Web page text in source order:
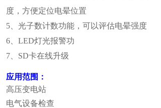
度，方便定位电晕位置
5、光子数计数功能，可以评估电晕强度
6、LED灯光报警功
7、SD卡在线升级
应用范围：
高压变电站
电气设备检查